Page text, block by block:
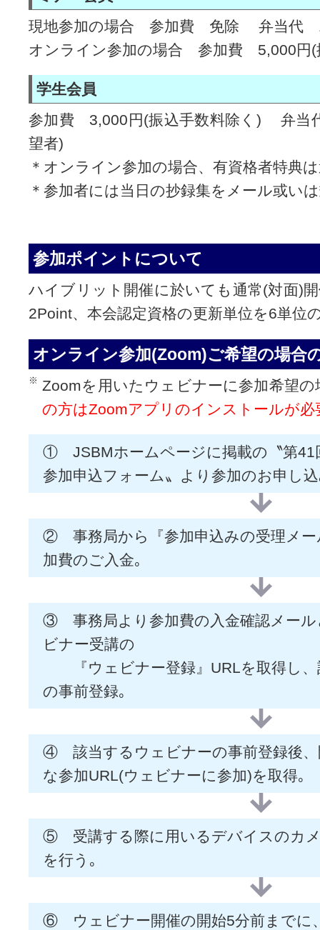
現地参加の場合 参加費 免除 弁当代
オンライン参加の場合 参加費 5,000円(
学生会員
参加費 3,000円(振込手数料除く) 弁当
望者)
＊オンライン参加の場合、有資格者特典
＊参加者には当日の抄録集をメール或い
参加ポイントについて
ハイブリット開催に於いても通常(対面)
2Point、本会認定資格の更新単位を6単位
オンライン参加(Zoom)ご希望の場合
Zoomを用いたウェビナーに参加希望の
の方はZoomアプリのインストールが必
① JSBMホームページに掲載の〝第41
参加申込フォーム〟より参加のお申し
② 事務局から『参加申込みの受理メー
加費のご入金｡
③ 事務局より参加費の入金確認メール
ビナー受講の
『ウェビナー登録』URLを取得し、
の事前登録｡
④ 該当するウェビナーの事前登録後、
な参加URL(ウェビナーに参加)を取得｡
⑤ 受講する際に用いるデバイスのカ
を行う｡
⑥ ウェビナー開催の開始5分前までに